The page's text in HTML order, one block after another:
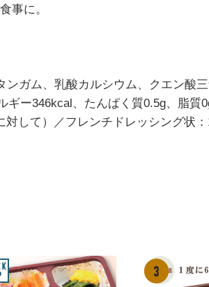
事に。
ンガム、乳酸カルシウム、クエン酸
ギー346kcal、たんぱく質0.5g、脂質
して）／フレンチドレッシング状